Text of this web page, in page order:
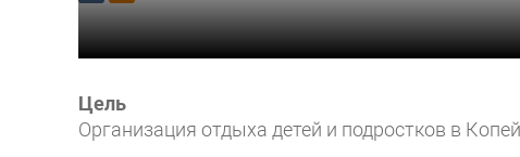
Цель
Организация отдыха детей и подростков в